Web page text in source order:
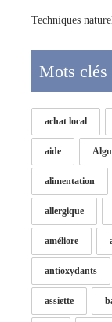
Techniques
Mots clés
achat local
aide
alimentation
allergique
améliore
antioxydants
assiette